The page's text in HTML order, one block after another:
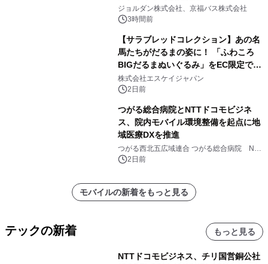
ジョルダン株式会社、京福バス株式会社
3時間前
【サラブレッドコレクション】あの名
馬たちがだるまの姿に！ 「ふわころ
BIGだるまぬいぐるみ」をEC限定で受
注販売開始
株式会社エスケイジャパン
2日前
つがる総合病院とNTTドコモビジネ
ス、院内モバイル環境整備を起点に地
域医療DXを推進
つがる西北五広域連合 つがる総合病院 NTT
ドコモビジネス株式会社
2日前
モバイルの新着をもっと見る
テックの新着 もっと見る
NTTドコモビジネス、チリ国営銅公社